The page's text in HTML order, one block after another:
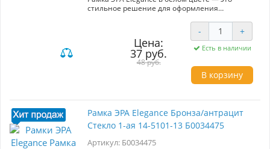
стильное решение для оформления
Б0034381 представляет собой
однофункциональную рамку, которая
идеально подходит для установки в любом
помещении, сочетая в себе простоту и
элегантность. Ключевые характеристики: -
Производитель: ЭРА (Энергия света) - Модель:
Elegance - Цвет: Белый - Количество мест: 1 Эта
материалов, что обеспечивает долговечность
и устойчивость к механическим
повреждениям. Установка не требует
специальных навыков, что позволяет легко
Эстетичный дизайн гармонично вписывается
Цена:
37 руб.
48 руб.
- +
Есть в наличии
В корзину
Рамка ЭРА Elegance Бронза/антрацит
Стекло 1-ая 14-5101-13 Б0034475
Артикул: Б0034475